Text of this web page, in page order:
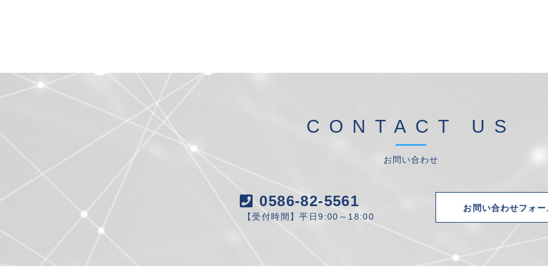
CONTACT US
お問い合わせ
0586-82-5561
【受付時間】平日9:00～18:00
お問い合わせフォ